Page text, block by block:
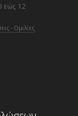
εώς 12
- Ομιλίες